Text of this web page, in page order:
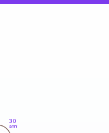
30
anni